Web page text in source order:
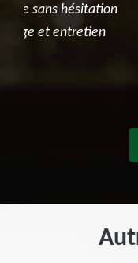
potager. Je